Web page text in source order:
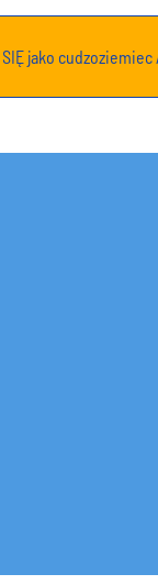
SIĘ jako